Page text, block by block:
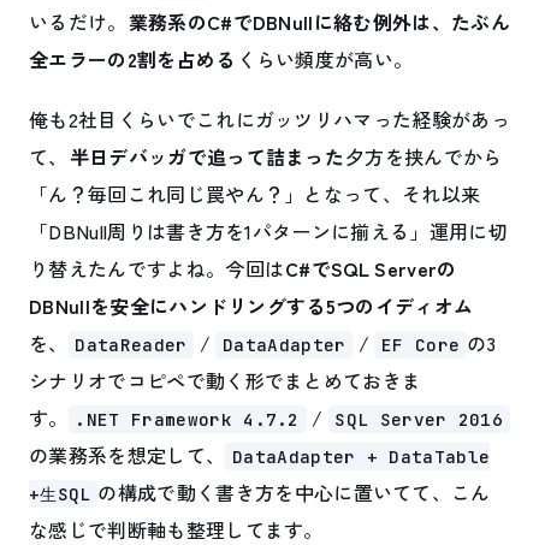
いるだけ。 業務系のC#でDBNullに絡む例外は、たぶん
全エラーの2割を占める くらい頻度が高い。
俺も2社目くらいでこれにガッツリハマった経験があっ
て、 半日デバッガで追って詰まった夕方を挟んでから
「ん？毎回これ同じ罠やん？」となって、それ以来
「DBNull周りは書き方を1パターンに揃える」運用に切
り替えたんですよね。今回はC#でSQL Serverの
DBNullを安全にハンドリングする5つのイディオム
を、
DataReader / DataAdapter / EF Core の3
シナリオでコピペで動く形でまとめておきま
す。
.NET Framework 4.7.2 / SQL Server 2016
の業務系を想定して、
DataAdapter + DataTable
+生SQL の構成で動く書き方を中心に置いてて、こん
な感じで判断軸も整理してます。